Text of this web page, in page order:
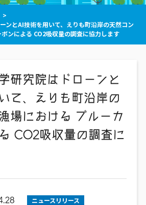
閉
る
>
ンとAI技術を用いて、えりも町沿岸の天然コン
ンによる CO2吸収量の調査に協力します
研究院はドローンと
て、えりも町沿岸の
場における ブルーカ
CO2吸収量の調査に
ニュースリリース